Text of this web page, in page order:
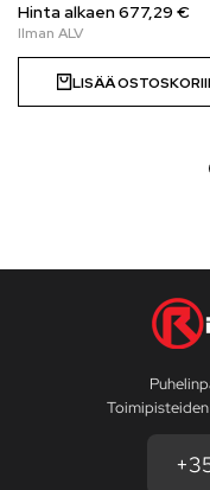
Hinta alkaen677,29 €
LISÄÄ